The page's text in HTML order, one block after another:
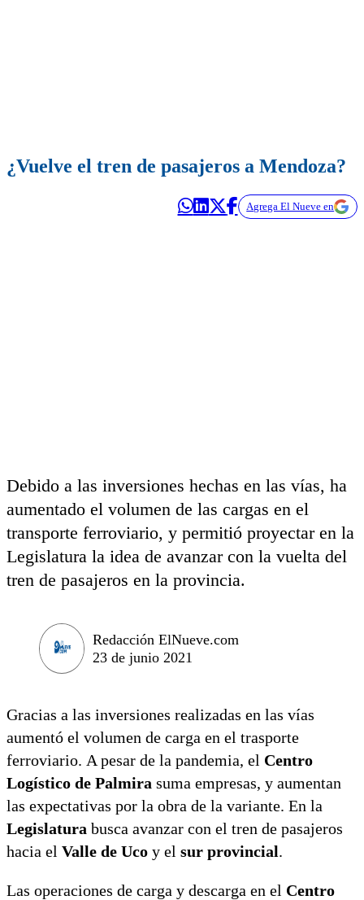
¿Vuelve el tren de pasajeros a Mendoza?
Agrega El Nueve en
Debido a las inversiones hechas en las vías, ha
aumentado el volumen de las cargas en el
transporte ferroviario, y permitió proyectar en la
Legislatura la idea de avanzar con la vuelta del
tren de pasajeros en la provincia.
Redacción ElNueve.com
23 de junio 2021
Gracias a las inversiones realizadas en las vías
aumentó el volumen de carga en el trasporte
ferroviario. A pesar de la pandemia, el Centro
Logístico de Palmira suma empresas, y aumentan
las expectativas por la obra de la variante. En la
Legislatura busca avanzar con el tren de pasajeros
hacia el Valle de Uco y el sur provincial.
Las operaciones de carga y descarga en el Centro